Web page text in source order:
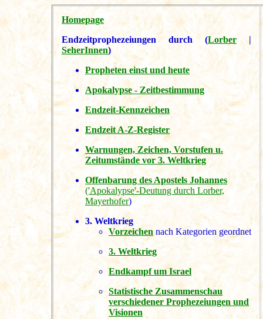
Homepage
Endzeitprophezeiungen durch (Lorber |
SeherInnen)
Propheten einst und heute
Apokalypse - Zeitbestimmung
Endzeit-Kennzeichen
Endzeit A-Z-Register
Warnungen, Zeichen, Vorstufen u.
Zeitumstände vor 3. Weltkrieg
Offenbarung des Apostels Johannes
('Apokalypse'-Deutung durch Lorber,
Mayerhofer)
3. Weltkrieg
Vorzeichen nach Kategorien geordnet
3. Weltkrieg
Endkampf um Israel
Statistische Zusammenschau
verschiedener Prophezeiungen und
Visionen